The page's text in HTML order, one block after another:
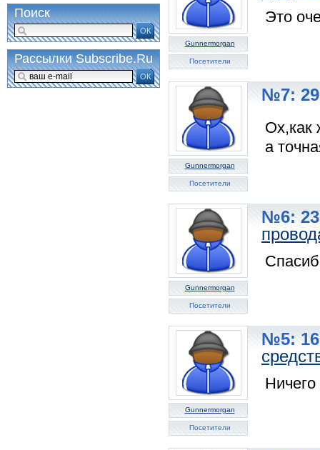
Gunnermorgan
Посетители
Это
Gunnermorgan
Посетители
№7: 29
Ох,как
а
Gunnermorgan
Посетители
№6: 23
Gunnermorgan
Посетители
№5: 16
Поиск
ОК
Рассылки Subscribe.Ru
ОК